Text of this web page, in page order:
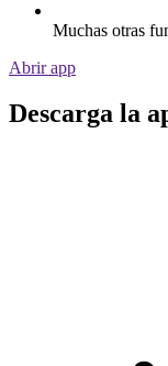
Muchas otras
Abrir app
Descarga la